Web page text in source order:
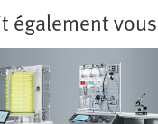
également